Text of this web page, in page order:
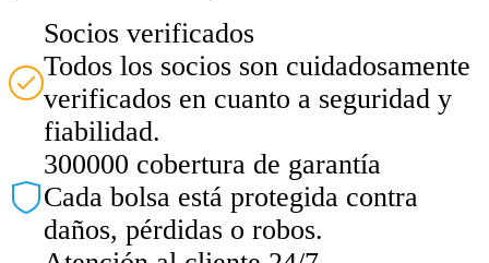
Socios verificados
Todos los socios son cuidadosamente
verificados en cuanto a seguridad y
fiabilidad.
300000 cobertura de garantía
Cada bolsa está protegida contra
daños, pérdidas o robos.